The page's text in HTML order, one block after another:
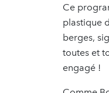
Ce
plastique
berges,
toutes et
engagé !